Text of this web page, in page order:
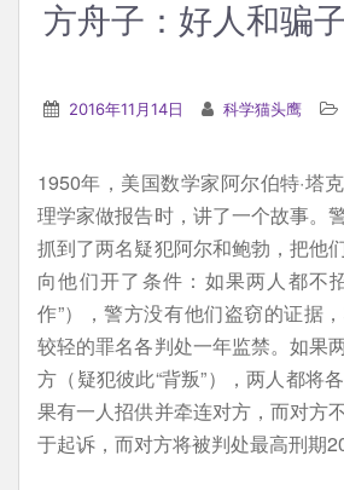
方舟子：好人和骗
2016年11月14日 科学猫头鹰
1950年，美国数学家阿尔伯特·塔
理学家做报告时，讲了一个故事。
抓到了两名疑犯阿尔和鲍勃，把他
向他们开了条件：如果两人都不
作”），警方没有他们盗窃的证据
较轻的罪名各判处一年监禁。如果
方（疑犯彼此“背叛”），两人都将
果有一人招供并牵连对方，而对方
于起诉，而对方将被判处最高刑期20